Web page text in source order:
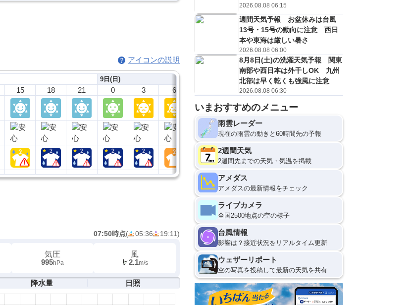
アイコンの説明
15 18 21
9日(日)
0 3 6
07:50時点( 05:36 19:11)
気圧
995hPa
風
2.1m/s
降水量 日照
2026.08.08 06:15
週間天気予報 お盆休みは台風
13号・15号の動向に注意 西日
本や東海は厳しい暑さ
2026.08.08 06:00
8月8日(土)の洗濯天気予報 関東
南部や西日本は外干しOK 九州
北部は早く乾くも強風に注意
2026.08.08 06:30
いまおすすめのメニュー
雨雲レーダー
現在の雨雲の動きと60時間先の予報
2週間天気
2週間先までの天気・気温を掲載
アメダス
アメダスの最新情報をチェック
ライブカメラ
全国2500地点の空の様子
台風情報
影響は？接近状況をリアルタイム更新
ウェザーリポート
空の写真を投稿して最新の天気を共有